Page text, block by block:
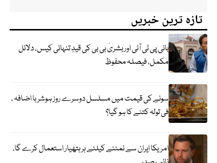
تازہ ترین خبریں
بانی پی ٹی آئی اور بشریٰ بی بی کی قیدِ تنہائی کیس، دلائل
مکمل، فیصلہ محفوظ
سونے کی قیمت میں مسلسل دوسرے روز ہوشربا اضافہ ،
فی تولہ کتنے کا ہو گیا؟
امریکا ایران سے نمٹنے کیلئے ہر ہتھیار استعمال کرے گا،